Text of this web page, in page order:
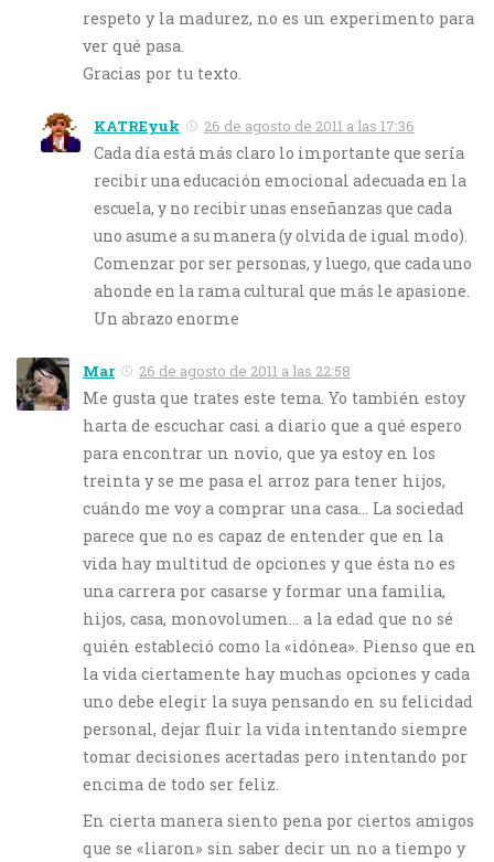
respeto y la madurez, no es un experimento para
ver qué pasa.
Gracias por tu texto.
KATREyuk 26 de agosto de 2011 a las 17:36
Cada día está más claro lo importante que sería
recibir una educación emocional adecuada en la
escuela, y no recibir unas enseñanzas que cada
uno asume a su manera (y olvida de igual modo).
Comenzar por ser personas, y luego, que cada uno
ahonde en la rama cultural que más le apasione.
Un abrazo enorme
Mar 26 de agosto de 2011 a las 22:58
Me gusta que trates este tema. Yo también estoy
harta de escuchar casi a diario que a qué espero
para encontrar un novio, que ya estoy en los
treinta y se me pasa el arroz para tener hijos,
cuándo me voy a comprar una casa… La sociedad
parece que no es capaz de entender que en la
vida hay multitud de opciones y que ésta no es
una carrera por casarse y formar una familia,
hijos, casa, monovolumen… a la edad que no sé
quién estableció como la «idónea». Pienso que en
la vida ciertamente hay muchas opciones y cada
uno debe elegir la suya pensando en su felicidad
personal, dejar fluir la vida intentando siempre
tomar decisiones acertadas pero intentando por
encima de todo ser feliz.
En cierta manera siento pena por ciertos amigos
que se «liaron» sin saber decir un no a tiempo y